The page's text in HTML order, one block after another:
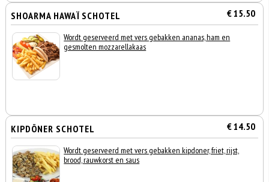
SHOARMA HAWAÏ SCHOTEL € 15.50
Wordt geserveerd met vers gebakken ananas, ham en
gesmolten mozzarellakaas
KIPDÖNER SCHOTEL € 14.50
Wordt geserveerd met vers gebakken kipdoner, friet, rijst,
brood, rauwkorst en saus